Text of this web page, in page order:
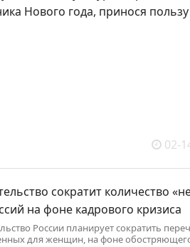
Нового года, принося
02-
сократит количество
на фоне кадрового кризиса
России планирует сократить
для женщин, на фоне